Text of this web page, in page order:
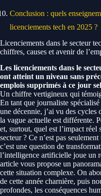
Conclusion : quels
licenciements tech en 2025 ?
Licenciements dans le secteur
chiffres, causes et avenir de
Les licenciements dans le
ont atteint un niveau sans
emplois supprimés à ce jour
Un chiffre vertigineux qui
En tant que journaliste
une décennie, j’ai vu des cycles
la vague actuelle est différente.
et, surtout, quel est l’impact réel
secteur ? Ce n’est pas
c’est une question de
l’intelligence artificielle joue un
article vous propose un
cette situation complexe. On
de cette année charnière, puis
profondes, les conséquences